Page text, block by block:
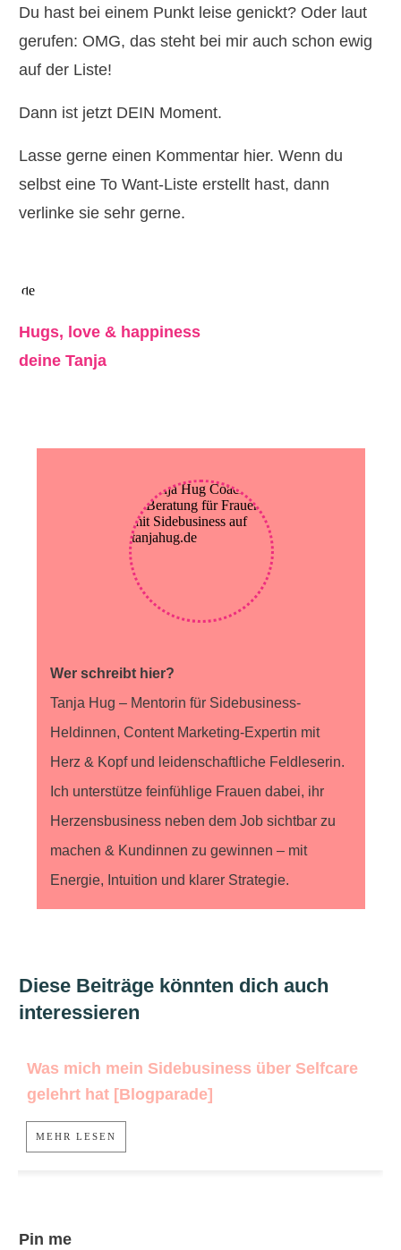
Du hast bei einem Punkt leise genickt? Oder laut
gerufen: OMG, das steht bei mir auch schon ewig
auf der Liste!
Dann ist jetzt DEIN Moment.
Lasse gerne einen Kommentar hier. Wenn du
selbst eine To Want-Liste erstellt hast, dann
verlinke sie sehr gerne.
Hugs, love & happiness
deine Tanja
Wer schreibt hier?
Tanja Hug – Mentorin für Sidebusiness-
Heldinnen, Content Marketing-Expertin mit
Herz & Kopf und leidenschaftliche Feldleserin.
Ich unterstütze feinfühlige Frauen dabei, ihr
Herzensbusiness neben dem Job sichtbar zu
machen & Kundinnen zu gewinnen – mit
Energie, Intuition und klarer Strategie.
Diese Beiträge könnten dich auch
interessieren
Was mich mein Sidebusiness über Selfcare
gelehrt hat [Blogparade]
MEHR LESEN
Pin me